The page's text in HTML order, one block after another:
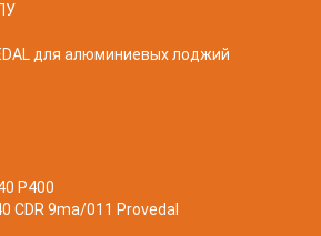
для алюминиевых лоджий
P400
CDR 9ma/011 Provedal